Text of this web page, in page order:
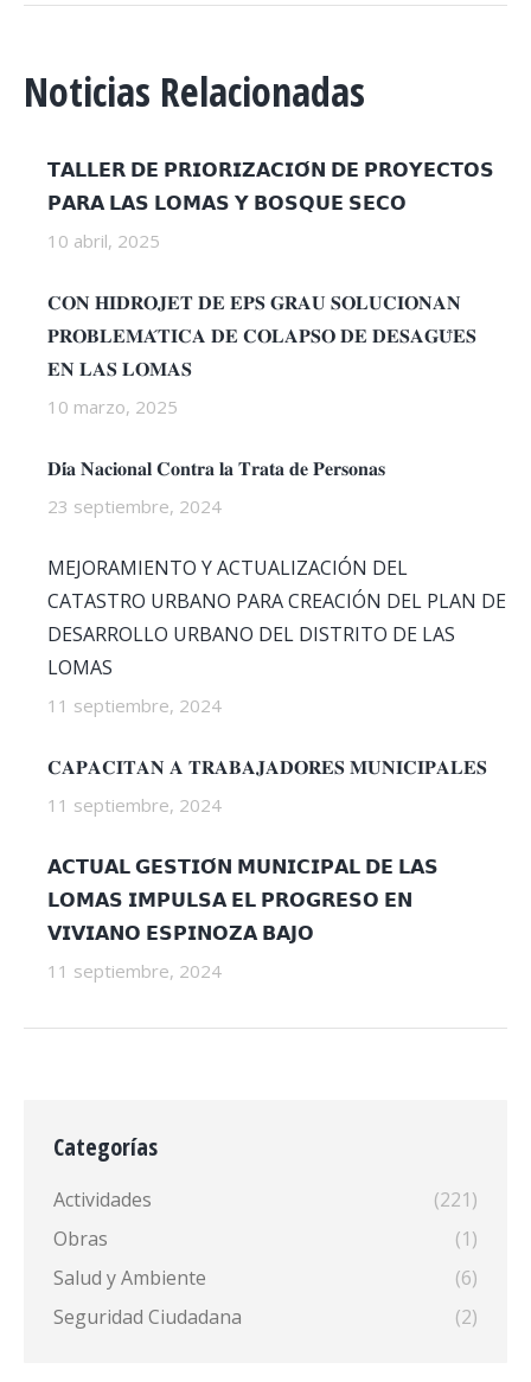
Noticias Relacionadas
𝗧𝗔𝗟𝗟𝗘𝗥 𝗗𝗘 𝗣𝗥𝗜𝗢𝗥𝗜𝗭𝗔𝗖𝗜𝗢́𝗡 𝗗𝗘 𝗣𝗥𝗢𝗬𝗘𝗖𝗧𝗢𝗦
𝗣𝗔𝗥𝗔 𝗟𝗔𝗦 𝗟𝗢𝗠𝗔𝗦 𝗬 𝗕𝗢𝗦𝗤𝗨𝗘 𝗦𝗘𝗖𝗢
10 abril, 2025
𝐂𝐎𝐍 𝐇𝐈𝐃𝐑𝐎𝐉𝐄𝐓 𝐃𝐄 𝐄𝐏𝐒 𝐆𝐑𝐀𝐔 𝐒𝐎𝐋𝐔𝐂𝐈𝐎𝐍𝐀𝐍
𝐏𝐑𝐎𝐁𝐋𝐄𝐌𝐀́𝐓𝐈𝐂𝐀 𝐃𝐄 𝐂𝐎𝐋𝐀𝐏𝐒𝐎 𝐃𝐄 𝐃𝐄𝐒𝐀𝐆𝐔̈𝐄𝐒
𝐄𝐍 𝐋𝐀𝐒 𝐋𝐎𝐌𝐀𝐒
10 marzo, 2025
𝐃𝐢́𝐚 𝐍𝐚𝐜𝐢𝐨𝐧𝐚𝐥 𝐂𝐨𝐧𝐭𝐫𝐚 𝐥𝐚 𝐓𝐫𝐚𝐭𝐚 𝐝𝐞 𝐏𝐞𝐫𝐬𝐨𝐧𝐚𝐬
23 septiembre, 2024
MEJORAMIENTO Y ACTUALIZACIÓN DEL
CATASTRO URBANO PARA CREACIÓN DEL PLAN DE
DESARROLLO URBANO DEL DISTRITO DE LAS
LOMAS
11 septiembre, 2024
𝐂𝐀𝐏𝐀𝐂𝐈𝐓𝐀𝐍 𝐀 𝐓𝐑𝐀𝐁𝐀𝐉𝐀𝐃𝐎𝐑𝐄𝐒 𝐌𝐔𝐍𝐈𝐂𝐈𝐏𝐀𝐋𝐄𝐒
11 septiembre, 2024
𝗔𝗖𝗧𝗨𝗔𝗟 𝗚𝗘𝗦𝗧𝗜𝗢́𝗡 𝗠𝗨𝗡𝗜𝗖𝗜𝗣𝗔𝗟 𝗗𝗘 𝗟𝗔𝗦
𝗟𝗢𝗠𝗔𝗦 𝗜𝗠𝗣𝗨𝗟𝗦𝗔 𝗘𝗟 𝗣𝗥𝗢𝗚𝗥𝗘𝗦𝗢 𝗘𝗡
𝗩𝗜𝗩𝗜𝗔𝗡𝗢 𝗘𝗦𝗣𝗜𝗡𝗢𝗭𝗔 𝗕𝗔𝗝𝗢
11 septiembre, 2024
Categorías
Actividades
(221)
Obras
(1)
Salud y Ambiente
(6)
Seguridad Ciudadana
(2)